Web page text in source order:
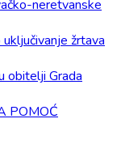
neretvanske
žrtava
obitelji Grada
POMOĆ